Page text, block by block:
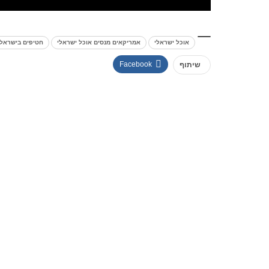
אוכל ישראלי אמריקאים מנסים אוכל ישראלי חטיפים בישראל
שיתוף Facebook